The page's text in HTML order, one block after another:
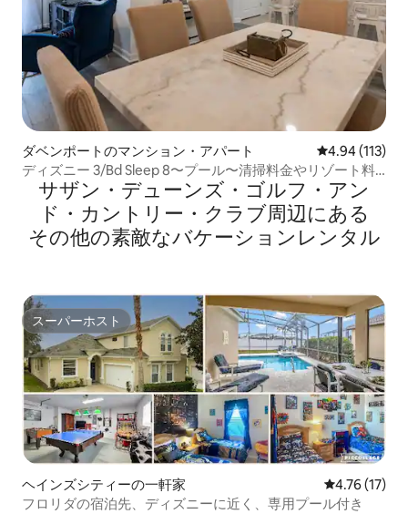
ダベンポートのマンション・アパート レビュー113
4.94 (113)
ディズニー 3/Bd Sleep 8〜プール〜清掃料金やリゾート料
金なし！
サザン・デューンズ・ゴルフ・アン
ド・カントリー・クラブ⁠周⁠辺⁠に⁠あ⁠る
そ⁠の⁠他⁠の素⁠敵⁠なバ⁠ケ⁠ー⁠シ⁠ョ⁠ン⁠レ⁠ン⁠タ⁠ル
スーパーホスト
スーパーホスト
ヘインズシティーの一軒家 レビュー17
4.76 (17)
フロリダの宿泊先、ディズニーに近く、専用プール付き